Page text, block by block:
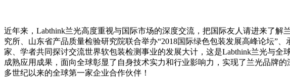
近年来，Labthink兰光高度重视与国际市场的深度交流，把国际友人请进来了
究所、山东省产品质量检验研究院联合举办“2018国际绿色包装发展高峰论坛”
家、学者共同探讨交流世界软包装检测事业的发展大计，这是Labthink兰光与
成熟应用成果，面向全球彰显了自身技术实力和行业影响力，实现了兰光品牌
多世纪以来的全球第一家企业合作伙伴！